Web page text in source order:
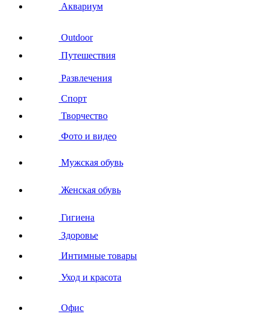
Аквариум
Outdoor
Путешествия
Развлечения
Спорт
Творчество
Фото и видео
Мужская обувь
Женская обувь
Гигиена
Здоровье
Интимные товары
Уход и красота
Офис